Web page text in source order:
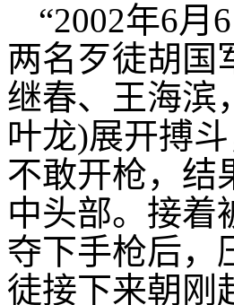
“2002年6
两名歹徒胡国
继春、王海滨
叶龙)展开搏
不敢开枪，结
中头部。接着
夺下手枪后，
徒接下来朝刚